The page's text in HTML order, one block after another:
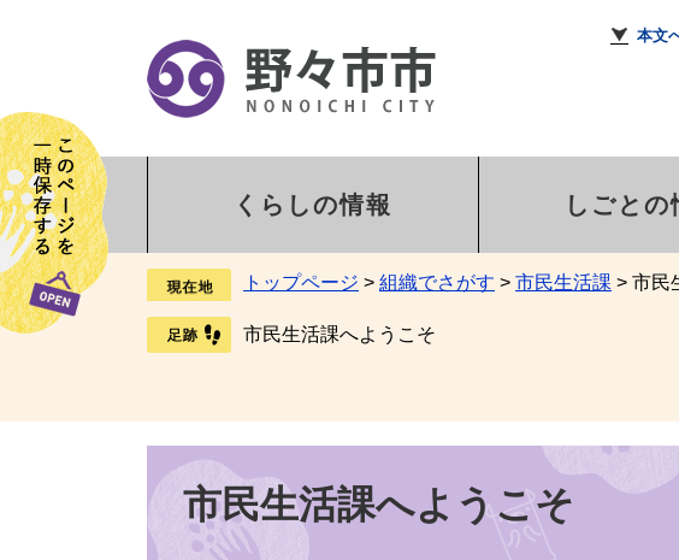
本文
くらしの情報 しごとの
トップページ > 組織でさがす > 市民生活課 > 市民
市民生活課へようこそ
市民生活課へようこそ